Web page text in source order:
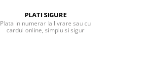
PLATI SIGURE
Plata in numerar la livrare sau cu
cardul online, simplu si sigur